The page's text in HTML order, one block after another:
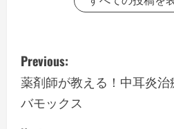
P
o
s
Previous:
薬剤師が教える！中耳炎
バモックス